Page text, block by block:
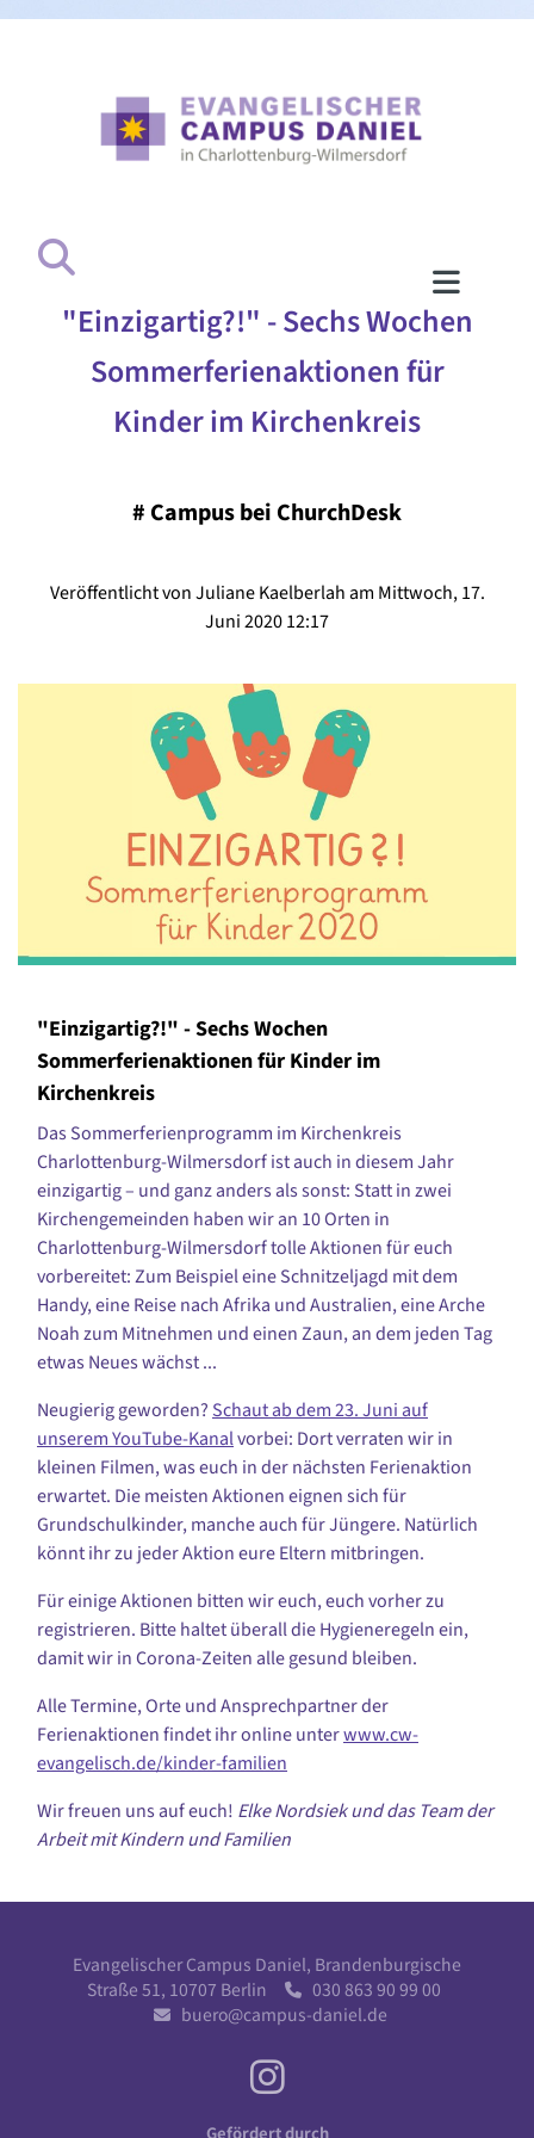
"Einzigartig?!" - Sechs Wochen
Sommerferienaktionen für
Kinder im Kirchenkreis
# Campus bei ChurchDesk
Veröffentlicht von Juliane Kaelberlah am Mittwoch, 17.
Juni 2020 12:17
"Einzigartig?!" - Sechs Wochen
Sommerferienaktionen für Kinder im
Kirchenkreis
Das Sommerferienprogramm im Kirchenkreis
Charlottenburg-Wilmersdorf ist auch in diesem Jahr
einzigartig – und ganz anders als sonst: Statt in zwei
Kirchengemeinden haben wir an 10 Orten in
Charlottenburg-Wilmersdorf tolle Aktionen für euch
vorbereitet: Zum Beispiel eine Schnitzeljagd mit dem
Handy, eine Reise nach Afrika und Australien, eine Arche
Noah zum Mitnehmen und einen Zaun, an dem jeden Tag
etwas Neues wächst ...
Neugierig geworden? Schaut ab dem 23. Juni auf
unserem YouTube-Kanalvorbei: Dort verraten wir in
kleinen Filmen, was euch in der nächsten Ferienaktion
erwartet. Die meisten Aktionen eignen sich für
Grundschulkinder, manche auch für Jüngere. Natürlich
könnt ihr zu jeder Aktion eure Eltern mitbringen.
Für einige Aktionen bitten wir euch, euch vorher zu
registrieren. Bitte haltet überall die Hygieneregeln ein,
damit wir in Corona-Zeiten alle gesund bleiben.
Alle Termine, Orte und Ansprechpartner der
Ferienaktionen findet ihr online unterwww.cw-
evangelisch.de/kinder-familien
Wir freuen uns auf euch! Elke Nordsiek und das Team der
Arbeit mit Kindern und Familien
Evangelischer Campus Daniel, Brandenburgische
Straße 51, 10707 Berlin
030 863 90 99 00
 buero@campus-daniel.de
Gefördert durch